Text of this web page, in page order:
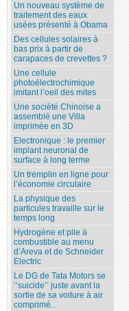
Un nouveau système de
traitement des eaux
usées présenté à Obama
Des cellules solaires à
bas prix à partir de
carapaces de crevettes ?
Une cellule
photoélectrochimique
imitant l’oeil des mites
Une société Chinoise a
assemblé une Villa
imprimée en 3D
Electronique : le premier
implant neuronal de
surface à long terme
Un tremplin en ligne pour
l’économie circulaire
La physique des
particules travaille sur le
temps long
Hydrogène et pile à
combustible au menu
d’Areva et de Schneider
Electric
Le DG de Tata Motors se
‘’suicide’’ juste avant la
sortie de sa voiture à air
comprimé...